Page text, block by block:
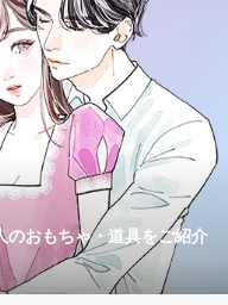
のおもちゃ・道具をご紹介